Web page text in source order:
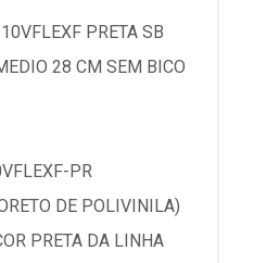
PRETA SB
28 CM SEM BICO
PR
DE POLIVINILA)
PRETA DA LINHA